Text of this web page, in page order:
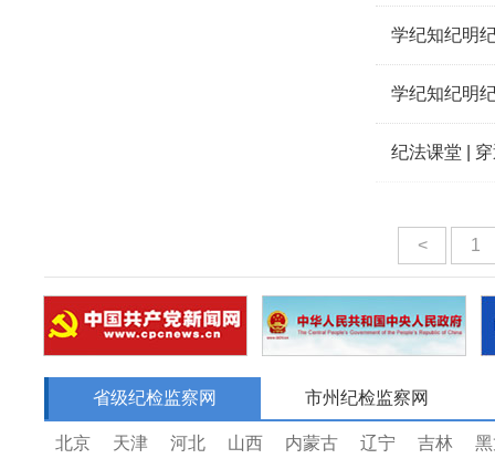
学纪知纪明
学纪知纪明
纪法课堂 |
< 1
省级纪检监察网 市州纪检监察网
北京 天津 河北 山西 内蒙古 辽宁 吉林